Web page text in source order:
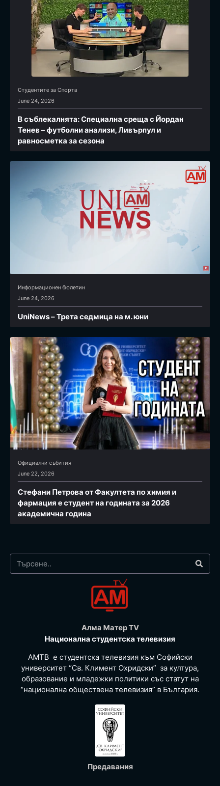
Студентите за Спортa
June 24, 2026
В съблекалнята: Специална среща с Йордан
Тенев – футболни анализи, Ливърпул и
равносметка за сезона
Информационен бюлетин
June 24, 2026
UniNews – Трета седмица на м. юни
Официални събития
June 22, 2026
Стефани Петрова от Факултета по химия и
фармация e студент на годината за 2026
академична година
Алма Матер TV
Национална студентска телевизия
АМТВ е студентска телевизия към Софийски
университет “Св. Климент Охридски” за култура,
образование и младежки политики със статут на
“национална обществена телевизия” в България.
Предавания